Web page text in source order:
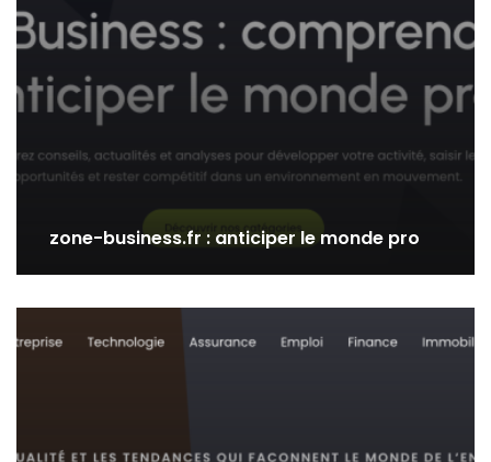
zone-business.fr : anticiper le monde pro